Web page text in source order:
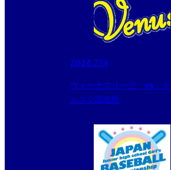
2024.7.14
ヴィーナスリーグ vs ド
ムス２回攻防